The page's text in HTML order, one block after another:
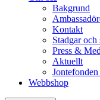
Bakgrund
Kontakt
Stadgar
Press &
Aktuellt
Webbshop